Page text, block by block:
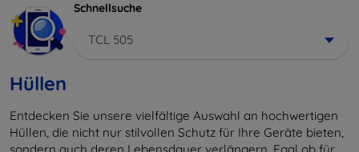
Schnellsuche
TCL 505
Hüllen
Entdecken Sie unsere vielfältige Auswahl an hochwertigen
Hüllen, die nicht nur stilvollen Schutz für Ihre Geräte bieten,
sondern auch deren Lebensdauer verlängern. Egal ob für